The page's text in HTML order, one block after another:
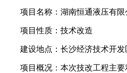
项目名称：湖南恒通液压有限
项目性质：技术改造
建设地点：长沙经济技术开发
项目概况：本次技改工程主要